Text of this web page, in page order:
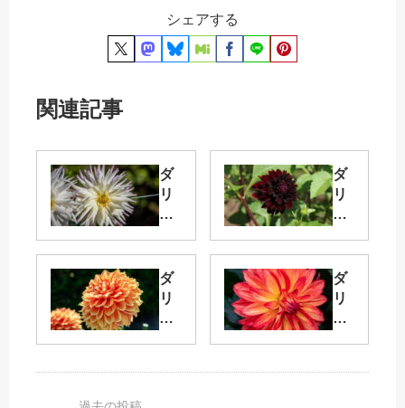
シェアする
関連記事
ダ
リ
ア
上
昇
気
ョ
ダ
リ
ア
ポ
ン
ポ
ン
シ
コ
ダ
リ
ア
熟
ダ
リ
ア
ロ